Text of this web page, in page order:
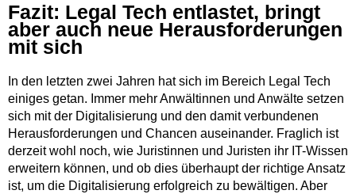
Fazit: Legal Tech entlastet, bringt
aber auch neue Herausforderungen
mit sich
In den letzten zwei Jahren hat sich im Bereich Legal Tech
einiges getan. Immer mehr Anwältinnen und Anwälte setzen
sich mit der Digitalisierung und den damit verbundenen
Herausforderungen und Chancen auseinander. Fraglich ist
derzeit wohl noch, wie Juristinnen und Juristen ihr IT-Wissen
erweitern können, und ob dies überhaupt der richtige Ansatz
ist, um die Digitalisierung erfolgreich zu bewältigen. Aber